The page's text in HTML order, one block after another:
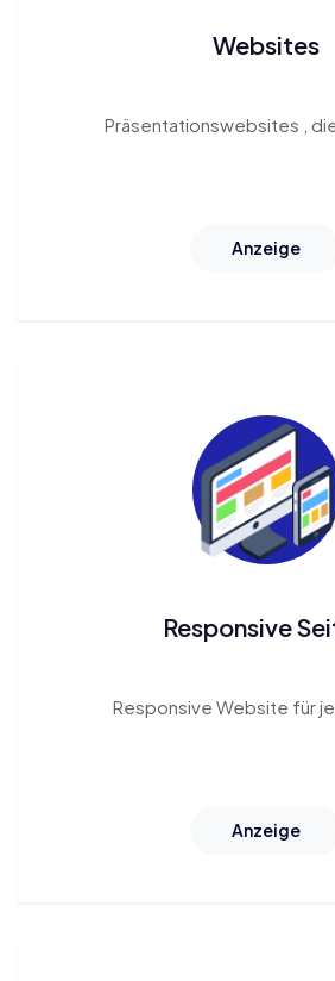
Websites
Präsentationswebsites ,
Anzeige
Responsive
Responsive Website für
Anzeige